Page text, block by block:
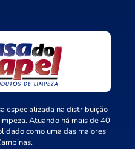
especializada na distribuição
Atuando há mais de 40
como uma das maiores